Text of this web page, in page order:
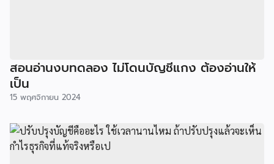
สอนอ่านงบทดลอง ไม่โดนบัญชีแกง ต้องอ่านให้
เป็น
15 พฤศจิกายน 2024